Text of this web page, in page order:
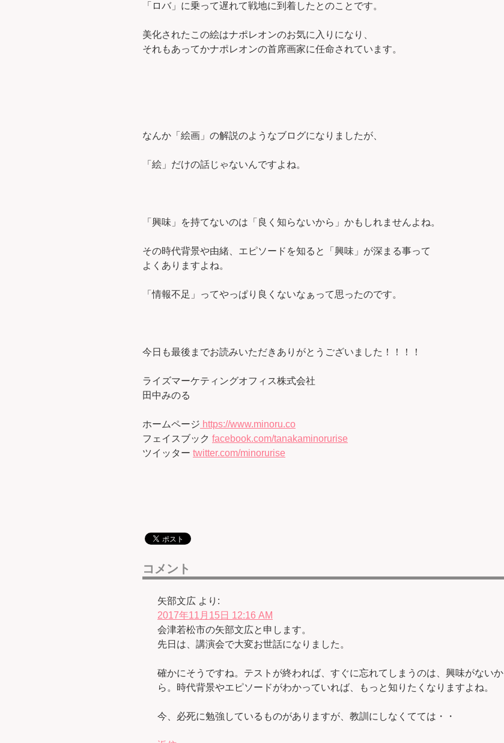
「ロバ」に乗って遅れて戦地に到着したとのことです。
美化されたこの絵はナポレオンのお気に入りになり、
それもあってかナポレオンの首席画家に任命されています。
なんか「絵画」の解説のようなブログになりましたが、
「絵」だけの話じゃないんですよね。
「興味」を持てないのは「良く知らないから」かもしれませんよね。
その時代背景や由緒、エピソードを知ると「興味」が深まる事って
よくありますよね。
「情報不足」ってやっぱり良くないなぁって思ったのです。
今日も最後までお読みいただきありがとうございました！！！！
ライズマーケティングオフィス株式会社
田中みのる
ホームページ https://www.minoru.co
フェイスブック facebook.com/tanakaminorurise
ツイッター twitter.com/minorurise
コメント
矢部文広 より:
2017年11月15日 12:16 AM
会津若松市の矢部文広と申します。
先日は、講演会で大変お世話になりました。
確かにそうですね。テストが終われば、すぐに忘れてしまうのは、興味がないか
ら。時代背景やエピソードがわかっていれば、もっと知りたくなりますよね。
今、必死に勉強しているものがありますが、教訓にしなくてては・・